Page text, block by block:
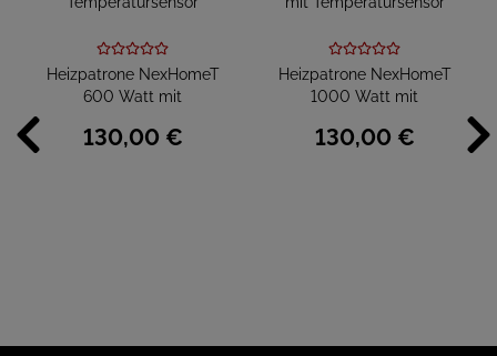
Heizpatrone NexHomeT
600 Watt mit
130,00 €
Heizpatrone NexHomeT
1000 Watt mit
130,00 €